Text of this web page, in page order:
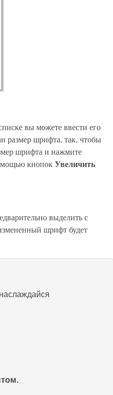
вы можете ввести его
размер шрифта, так, чтобы
шрифта и нажмите
кнопокУвеличить
выделить с
шрифт будет